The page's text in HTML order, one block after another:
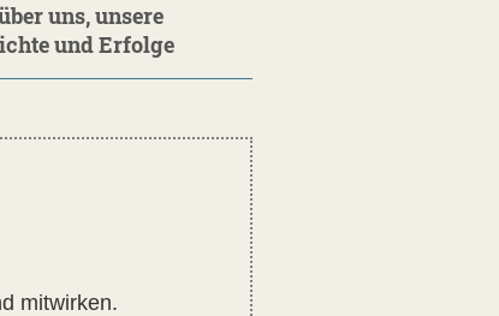
uns, unsere
und Erfolge
mitwirken.